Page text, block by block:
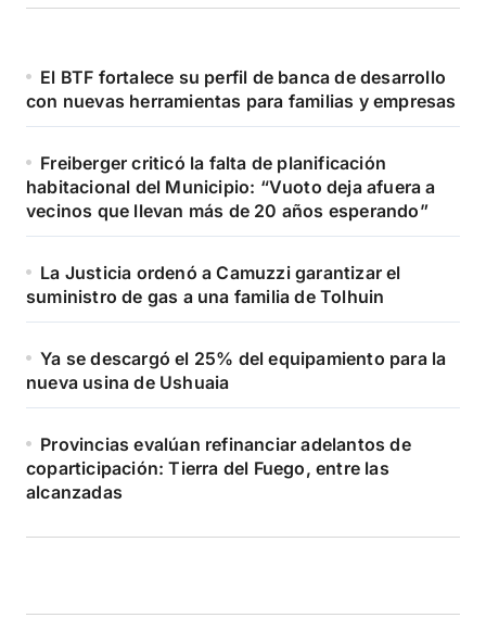
El BTF fortalece su perfil de banca de desarrollo
con nuevas herramientas para familias y empresas
Freiberger criticó la falta de planificación
habitacional del Municipio: “Vuoto deja afuera a
vecinos que llevan más de 20 años esperando”
La Justicia ordenó a Camuzzi garantizar el
suministro de gas a una familia de Tolhuin
Ya se descargó el 25% del equipamiento para la
nueva usina de Ushuaia
Provincias evalúan refinanciar adelantos de
coparticipación: Tierra del Fuego, entre las
alcanzadas